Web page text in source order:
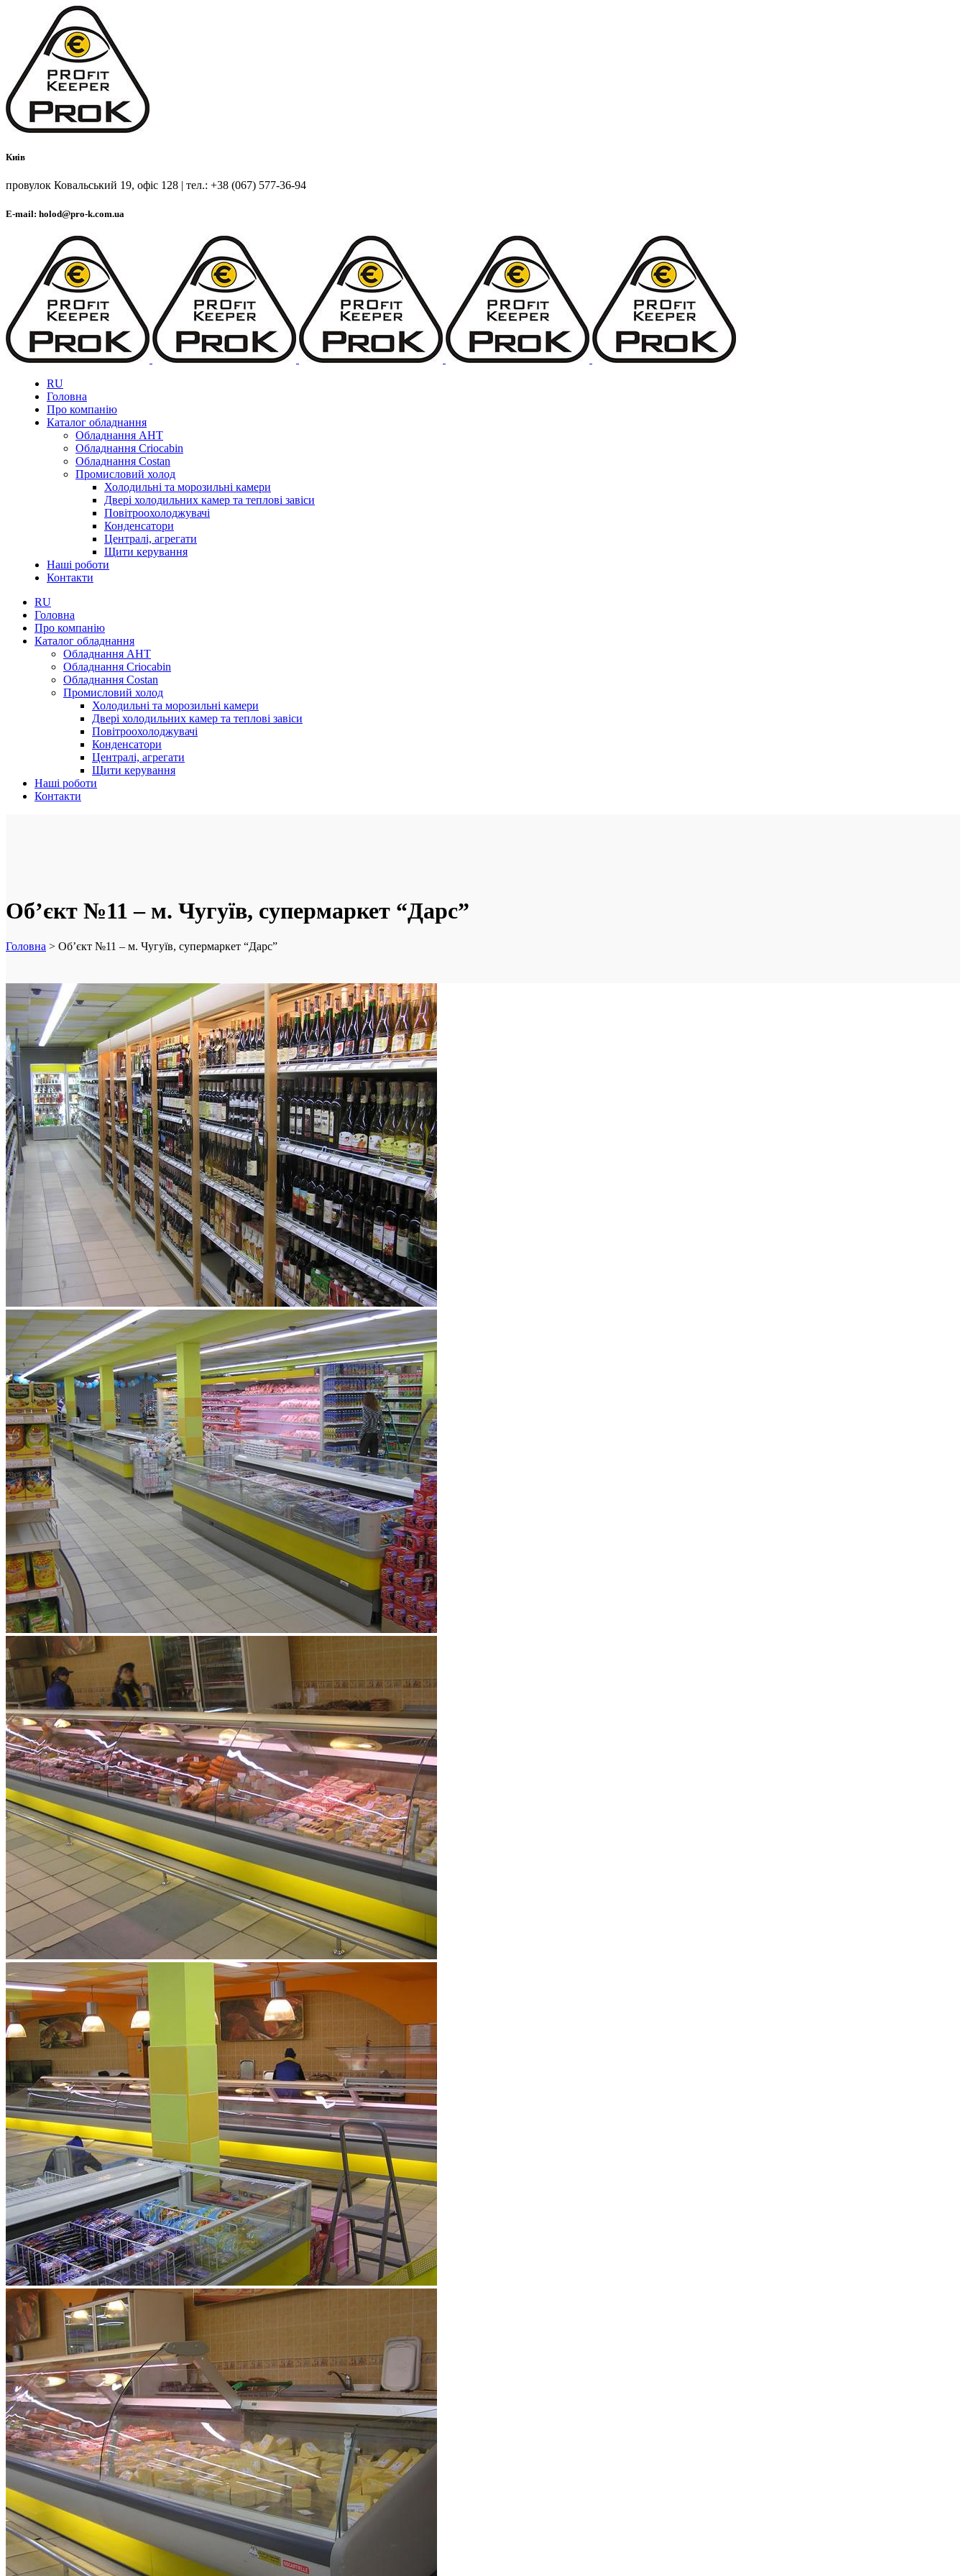
Киів
провулок Ковальський 19, офіс 128 | тел.: +38 (067) 577-36-94
E-mail: holod@pro-k.com.ua
RU
Головна
Про компанію
Каталог обладнання
Обладнання AHT
Обладнання Criocabin
Обладнання Costan
Промисловий холод
Холодильні та морозильні камери
Двері холодильних камер та теплові завіси
Повітроохолоджувачі
Конденсатори
Централі, агрегати
Щити керування
Наші роботи
Контакти
RU
Головна
Про компанію
Каталог обладнання
Обладнання AHT
Обладнання Criocabin
Обладнання Costan
Промисловий холод
Холодильні та морозильні камери
Двері холодильних камер та теплові завіси
Повітроохолоджувачі
Конденсатори
Централі, агрегати
Щити керування
Наші роботи
Контакти
Об’єкт №11 – м. Чугуїв, супермаркет “Дарс”
Головна > Об’єкт №11 – м. Чугуїв, супермаркет “Дарс”